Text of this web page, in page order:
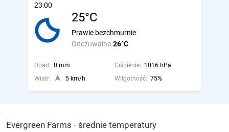
23:00
25°C
Odczuwalna 26°C
Prawie bezchmurnie
Opad: 0 mm Ciśnienie: 1016 hPa
Wiatr:
5 km/h Wilgotność: 75%
Evergreen Farms - średnie temperatury